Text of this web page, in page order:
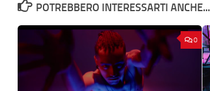
POTREBBERO INTERESSARTI ANCHE...
0